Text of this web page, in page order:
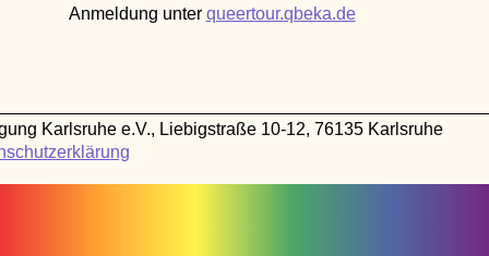
Anmeldung unter queertour.qbeka.de
Karlsruhe e.V., Liebigstraße 10-12, 76135 Karlsruhe